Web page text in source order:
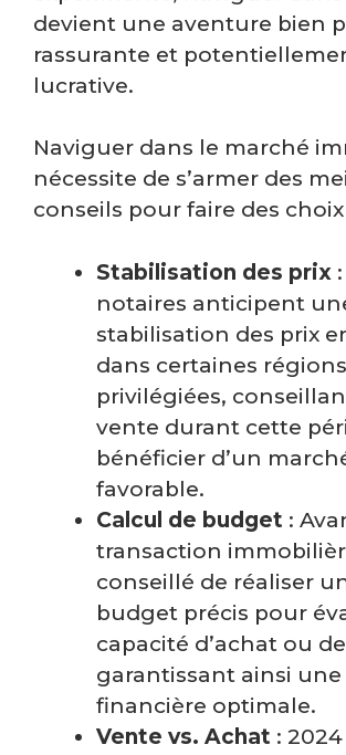
devient une aventure bien
rassurante et
lucrative.
Naviguer dans le marché
nécessite de s’armer des
conseils pour faire des
Stabilisation des prix
notaires anticipent
stabilisation des prix
dans certaines régions
privilégiées,
vente durant cette
bénéficier d’un
favorable.
Calcul de budget :
transaction
conseillé de réaliser
budget précis pour
capacité d’achat ou
garantissant ainsi
financière optimale.
Vente vs. Achat :